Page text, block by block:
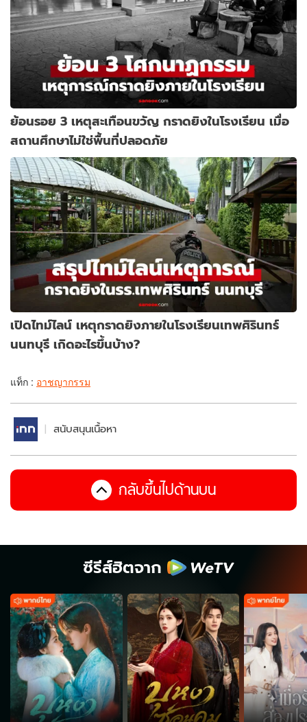
ย้อนรอย 3 เหตุสะเทือนขวัญ กราดยิงในโรงเรียน เมื่อ
สถานศึกษาไม่ใช่พื้นที่ปลอดภัย
เปิดไทม์ไลน์ เหตุกราดยิงภายในโรงเรียนเทพศิรินทร์
นนทบุรี เกิดอะไรขึ้นบ้าง?
แท็ก : อาชญากรรม
สนับสนุนเนื้อหา
กลับขึ้นไปด้านบน
ซีรีส์ฮิตจาก